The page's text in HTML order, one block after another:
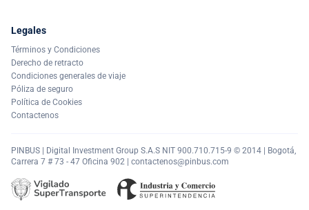
Legales
Términos y Condiciones
Derecho de retracto
Condiciones generales de viaje
Póliza de seguro
Política de Cookies
Contactenos
PINBUS | Digital Investment Group S.A.S NIT 900.710.715-9 © 2014 | Bogotá,
Carrera 7 # 73 - 47 Oficina 902 | contactenos@pinbus.com